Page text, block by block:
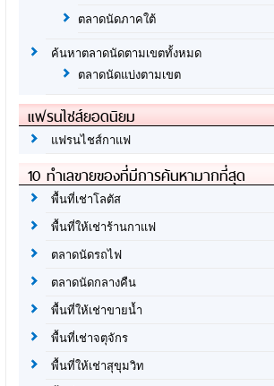
ตลาดนัดภาคใต้
ค้นหาตลาดนัดตามเขตทั้งหมด
ตลาดนัดแบ่งตามเขต
แฟรนไชส์ยอดนิยม
แฟรนไชส์กาแฟ
10 ทำเลขายของที่มีการค้นหามากที่สุด
พื้นที่เช่าโลตัส
พื้นที่ให้เช่าร้านกาแฟ
ตลาดนัดรถไฟ
ตลาดนัดกลางคืน
พื้นที่ให้เช่าขายน้ำ
พื้นที่เช่าจตุจักร
พื้นที่ให้เช่าสุขุมวิท